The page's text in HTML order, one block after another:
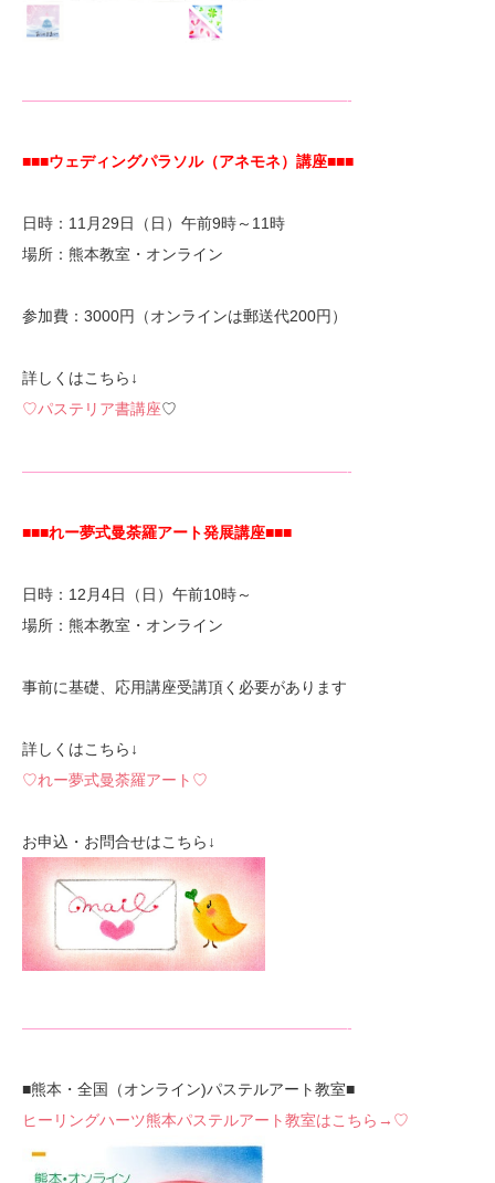
—————————————————————-
■■■ウェディングパラソル（アネモネ）講座■■■
日時：11月29日（日）午前9時～11時
場所：熊本教室・オンライン
参加費：3000円（オンラインは郵送代200円）
詳しくはこちら↓
♡パステリア書講座♡
—————————————————————-
■■■れー夢式曼荼羅アート発展講座■■■
日時：12月4日（日）午前10時～
場所：熊本教室・オンライン
事前に基礎、応用講座受講頂く必要があります
詳しくはこちら↓
♡れー夢式曼荼羅アート♡
お申込・お問合せはこちら↓
—————————————————————-
■熊本・全国（オンライン)パステルアート教室■
ヒーリングハーツ熊本パステルアート教室はこちら→♡